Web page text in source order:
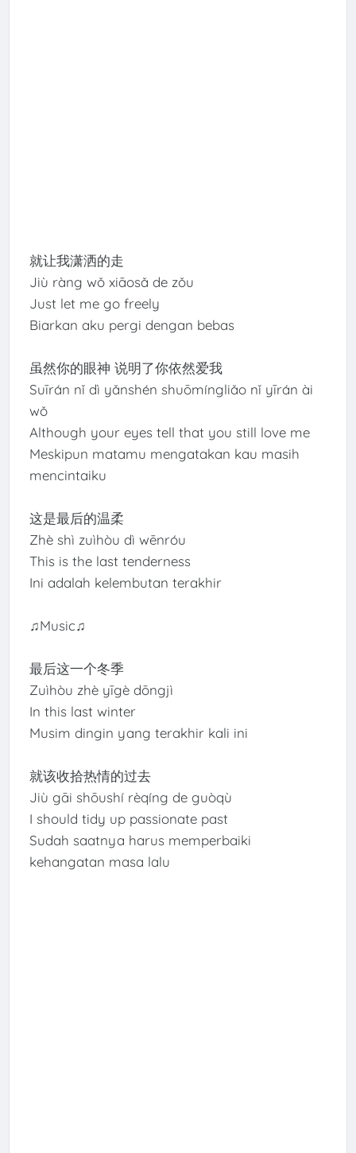
就让我潇洒的走
Jiù ràng wǒ xiāosǎ de zǒu
Just let me go freely
Biarkan aku pergi dengan bebas
虽然你的眼神 说明了你依然爱我
Suīrán nǐ dì yǎnshén shuōmíngliǎo nǐ yīrán ài
wǒ
Although your eyes tell that you still love me
Meskipun matamu mengatakan kau masih
mencintaiku
这是最后的温柔
Zhè shì zuìhòu dì wēnróu
This is the last tenderness
Ini adalah kelembutan terakhir
♫Music♫
最后这一个冬季
Zuìhòu zhè yīgè dōngjì
In this last winter
Musim dingin yang terakhir kali ini
就该收拾热情的过去
Jiù gāi shōushí rèqíng de guòqù
I should tidy up passionate past
Sudah saatnya harus memperbaiki
kehangatan masa lalu